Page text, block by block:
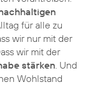
für alle zu
wir nur mit der
wir mit der
stärken . Und
Wohlstand